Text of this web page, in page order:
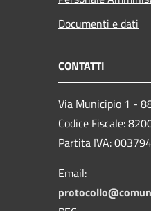
Documenti e dati
CONTATTI
Via Municipio 1 -
Codice Fiscale:
Partita IVA:
Email: